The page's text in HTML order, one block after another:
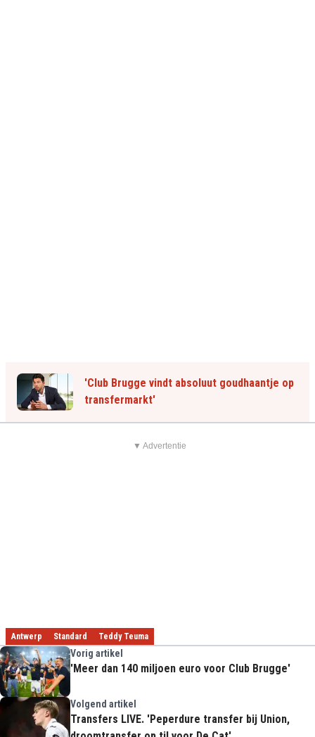
'Club Brugge vindt absoluut goudhaantje op
transfermarkt'
▼ Advertentie
Antwerp Standard Teddy Teuma
Vorig artikel
'Meer dan 140 miljoen euro voor Club Brugge'
Volgend artikel
Transfers LIVE. 'Peperdure transfer bij Union,